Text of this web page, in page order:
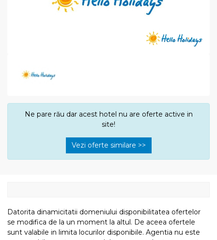
Ne pare rău dar acest hotel nu are oferte active in
site!
Vezi oferte similare >>
Datorita dinamicitatii domeniului disponibilitatea ofertelor
se modifica de la un moment la altul. De aceea ofertele
sunt valabile in limita locurilor disponibile. Agentia nu este